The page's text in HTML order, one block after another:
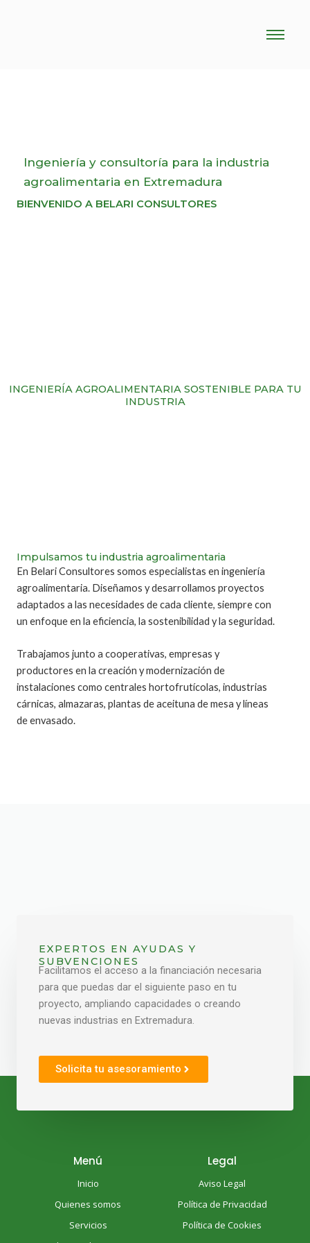
Ingeniería y consultoría para la industria
agroalimentaria en Extremadura
BIENVENIDO A BELARI CONSULTORES
INGENIERÍA AGROALIMENTARIA SOSTENIBLE PARA TU
INDUSTRIA
Impulsamos tu industria agroalimentaria
En Belari Consultores somos especialistas en ingeniería
agroalimentaria. Diseñamos y desarrollamos proyectos
adaptados a las necesidades de cada cliente, siempre con
un enfoque en la eficiencia, la sostenibilidad y la seguridad.
Trabajamos junto a cooperativas, empresas y
productores en la creación y modernización de
instalaciones como centrales hortofrutícolas, industrias
cárnicas, almazaras, plantas de aceituna de mesa y líneas
de envasado.
EXPERTOS EN AYUDAS Y
SUBVENCIONES
Facilitamos el acceso a la financiación necesaria
para que puedas dar el siguiente paso en tu
proyecto, ampliando capacidades o creando
nuevas industrias en Extremadura.
Solicita tu asesoramiento
Menú
Inicio
Quienes somos
Servicios
Legal
Aviso Legal
Política de Privacidad
Política de Cookies